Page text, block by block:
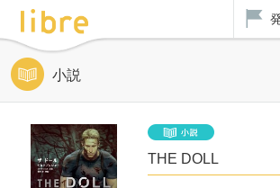
小説
THE DOLL